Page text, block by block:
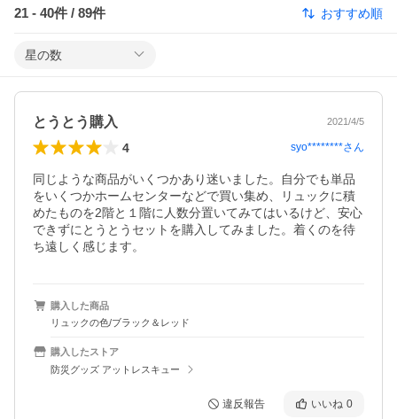
21 - 40件 / 89件 おすすめ順
星の数
とうとう購入 2021/4/5
4 syo********さん
同じような商品がいくつかあり迷いました。自分でも単品
をいくつかホームセンターなどで買い集め、リュックに積
めたものを2階と１階に人数分置いてみてはいるけど、安心
できずにとうとうセットを購入してみました。着くのを待
ち遠しく感じます。
購入した商品
リュックの色/ブラック＆レッド
購入したストア
防災グッズ アットレスキュー
違反報告 いいね 0